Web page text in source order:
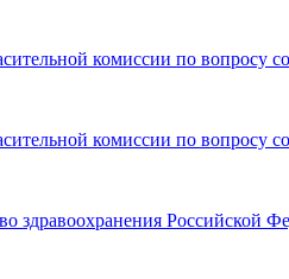
комиссии по вопросу
комиссии по вопросу
здравоохранения Российской